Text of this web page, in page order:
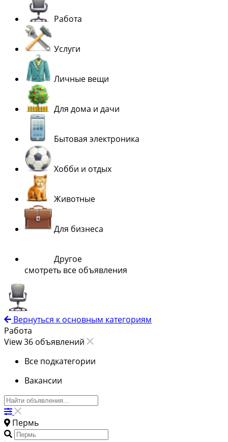
Работа
Услуги
Личные вещи
Для дома и дачи
Бытовая электроника
Хобби и отдых
Животные
Для бизнеса
Другое
смотреть все объявления
Вернуться к основным категориям
Работа
View 36 объявлений
Все подкатегории
Вакансии
Пермь